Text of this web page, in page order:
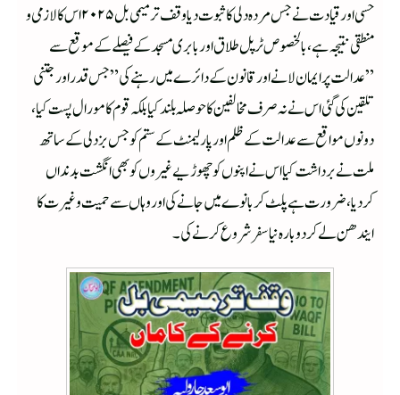
حسی اور قیادت نے جس مردہ دلی کا ثبوت دیا وقف ترمیمی بل ۲۰۲۵ اس کا لازمی و
منطقی نتیجہ ہے، بالخصوص ٹرپل طلاق اور بابری مسجد کے فیصلے کے موقع سے
”عدالت پر ایمان لانے اور قانون کے دائرے میں رہنے کی ”جس قدر اور جتنی
تلقین کی گئی اس نے نہ صرف مخالفین کا حوصلہ بلند کیا بلکہ قوم کا مورال پست کیا،
دونوں مواقع سے عدالت کے ظلم اور پارلیمنٹ کے ستم کو جس بزدلی کے ساتھ
ملت نے برداشت کیا اس نے اپنوں کو چھوڑیے غیروں کو بھی انگشت بدنداں
کردیا، ضرورت ہے پلٹ کر بانوے میں جانے کی اور وہاں سے حمیت و غیرت کا
ایندھن لے کر دوبارہ نیا سفر شروع کرنے کی ۔